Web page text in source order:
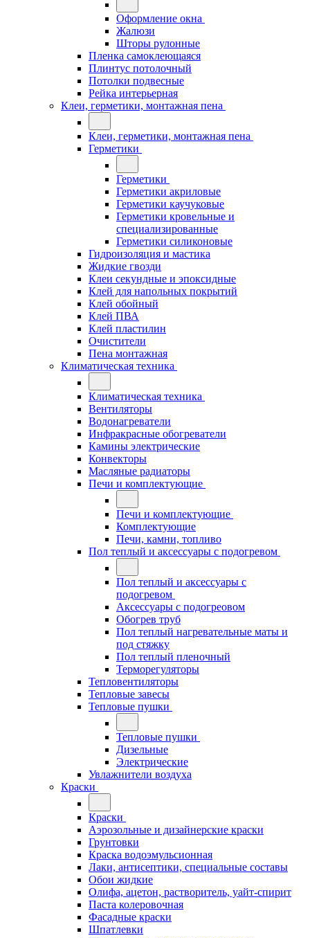
Оформление окна
Жалюзи
Шторы рулонные
Пленка самоклеющаяся
Плинтус потолочный
Потолки подвесные
Рейка интерьерная
Клеи, герметики, монтажная пена
Клеи, герметики, монтажная пена
Герметики
Герметики
Герметики акриловые
Герметики каучуковые
Герметики кровельные и
специализированные
Герметики силиконовые
Гидроизоляция и мастика
Жидкие гвозди
Клеи секундные и эпоксидные
Клей для напольных покрытий
Клей обойный
Клей ПВА
Клей пластилин
Очистители
Пена монтажная
Климатическая техника
Климатическая техника
Вентиляторы
Водонагреватели
Инфракрасные обогреватели
Камины электрические
Конвекторы
Масляные радиаторы
Печи и комплектующие
Печи и комплектующие
Комплектующие
Печи, камни, топливо
Пол теплый и аксессуары с подогревом
Пол теплый и аксессуары с
подогревом
Аксессуары с подогреовом
Обогрев труб
Пол теплый нагревательные маты и
под стяжку
Пол теплый пленочный
Терморегуляторы
Тепловентиляторы
Тепловые завесы
Тепловые пушки
Тепловые пушки
Дизельные
Электрические
Увлажнители воздуха
Краски
Краски
Аэрозольные и дизайнерские краски
Грунтовки
Краска водоэмульсионная
Лаки, антисептики, специальные составы
Обои жидкие
Олифа, ацетон, растворитель, уайт-спирит
Паста колеровочная
Фасадные краски
Шпатлевки